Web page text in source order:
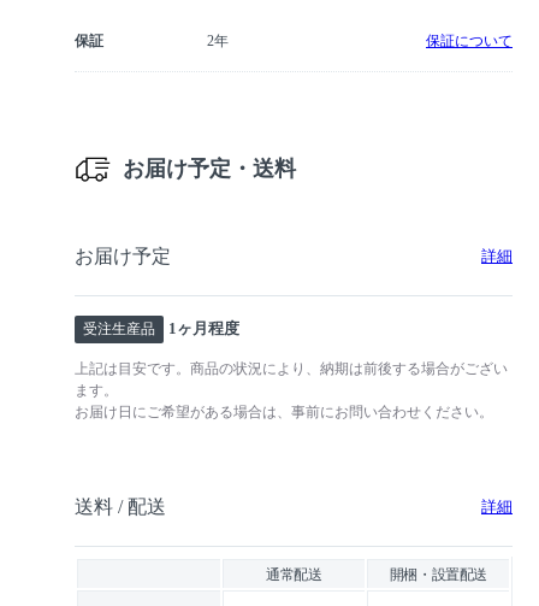
保証 2年 保証について
お届け予定・送料
お届け予定 詳細
受注生産品 1ヶ月程度
上記は目安です。商品の状況により、納期は前後する場合がござい
ます。
お届け日にご希望がある場合は、事前にお問い合わせください。
送料 / 配送 詳細
通常配送 開梱・設置配送